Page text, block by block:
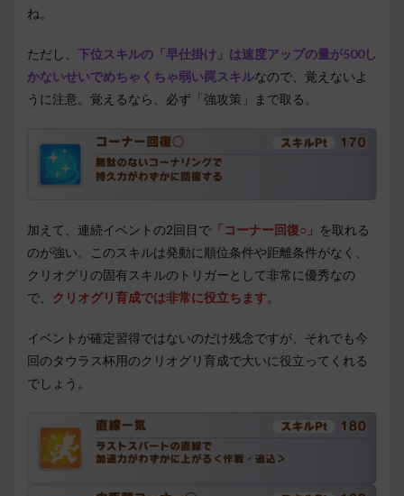
ね。
ただし、 下位スキルの「早仕掛け」は速度アップの量が500し
かないせいでめちゃくちゃ弱い罠スキルなので、覚えないよ
うに注意。覚えるなら、必ず「強攻策」まで取る。
加えて、連続イベントの2回目で 「コーナー回復○」 を取れる
のが強い。このスキルは発動に順位条件や距離条件がなく、
クリオグリの固有スキルのトリガーとして非常に優秀なの
で、
クリオグリ育成では非常に役立ちます。
イベントが確定習得ではないのだけ残念ですが、それでも今
回のタウラス杯用のクリオグリ育成で大いに役立ってくれる
でしょう。